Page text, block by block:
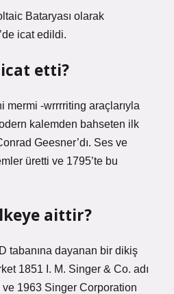
Bataryası olarak
icat edildi.
etti?
mermi -wrrrriting araçlarıyla
kalemden bahseten ilk
Geesner’dı. Ses ve
üretti ve 1795’te bu
aittir?
tabanına dayanan bir dikiş
1851 I. M. Singer & Co. adı
1963 Singer Corporation